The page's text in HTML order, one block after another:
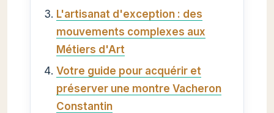
L'artisanat d'exception : des
mouvements complexes aux
Métiers d'Art
Votre guide pour acquérir et
préserver une montre Vacheron
Constantin